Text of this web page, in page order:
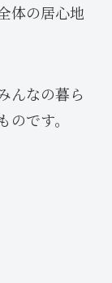
体の居心地
んなの暮ら
です。